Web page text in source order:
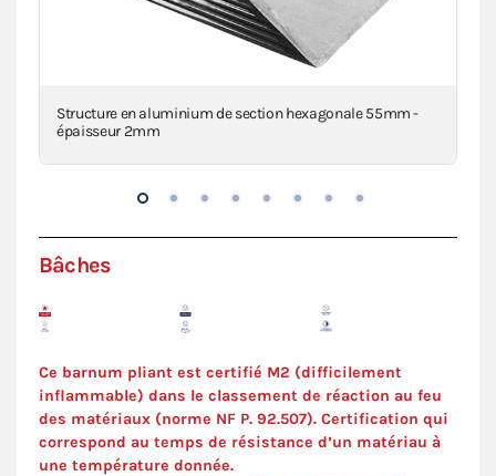
Structure en aluminium de section hexagonale 55mm -
épaisseur 2mm
Bâches
Ce barnum pliant est certifié M2 (difficilement
inflammable) dans le classement de réaction au feu
des matériaux (norme NF P. 92.507). Certification qui
correspond au temps de résistance d’un matériau à
une température donnée.